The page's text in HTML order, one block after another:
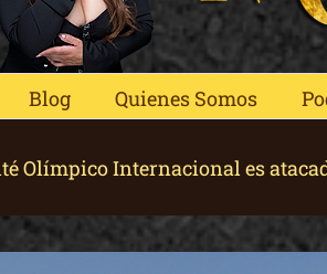
Blog Quienes Somos
Olímpico Internacional es